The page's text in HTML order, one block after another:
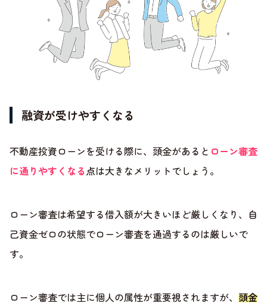
融資が受けやすくなる
不動産投資ローンを受ける際に、頭金があると ローン審査
に通りやすくなる点は大きなメリットでしょう。
ローン審査は希望する借入額が大きいほど厳しくなり、自
己資金ゼロの状態でローン審査を通過するのは厳しいで
す。
ローン審査では主に個人の属性が重要視されますが、 頭金